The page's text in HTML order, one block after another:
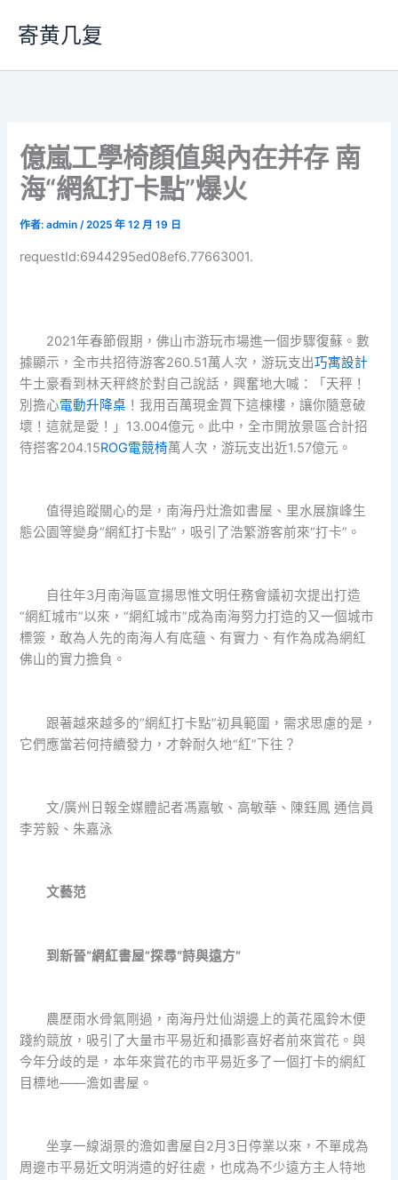
要
寄黄几复
億嵐工學椅顏值與內在并存 南
海“網紅打卡點”爆火
作者:admin/2025 年 12 月 19 日
requestId:6944295ed08ef6.77663001.
2021年春節假期，佛山市游玩市場進一個步驟復蘇。數
據顯示，全市共招待游客260.51萬人次，游玩支出巧寓設計
牛土豪看到林天秤終於對自己說話，興奮地大喊：「天秤！
別擔心電動升降桌 ！我用百萬現金買下這棟樓，讓你隨意破
壞！這就是愛！」13.004億元。此中，全市開放景區合計招
待搭客204.15ROG電競椅萬人次，游玩支出近1.57億元。
值得追蹤關心的是，南海丹灶澹如書屋、里水展旗峰生
態公園等變身“網紅打卡點”，吸引了浩繁游客前來“打卡”。
自往年3月南海區宣揚思惟文明任務會議初次提出打造
“網紅城市”以來，“網紅城市”成為南海努力打造的又一個城市
標簽，敢為人先的南海人有底蘊、有實力、有作為成為網紅
佛山的實力擔負。
跟著越來越多的“網紅打卡點”初具範圍，需求思慮的是，
它們應當若何持續發力，才幹耐久地“紅”下往？
文/廣州日報全媒體記者馮嘉敏、高敏華、陳鈺鳳 通信員
李芳毅、朱嘉泳
文藝范
到新晉“網紅書屋”探尋“詩與遠方”
農歷雨水骨氣剛過，南海丹灶仙湖邊上的黃花風鈴木便
踐約競放，吸引了大量市平易近和攝影喜好者前來賞花。與
今年分歧的是，本年來賞花的市平易近多了一個打卡的網紅
目標地——澹如書屋。
坐享一線湖景的澹如書屋自2月3日停業以來，不單成為
周邊市平易近文明消遣的好往處，也成為不少遠方主人特地